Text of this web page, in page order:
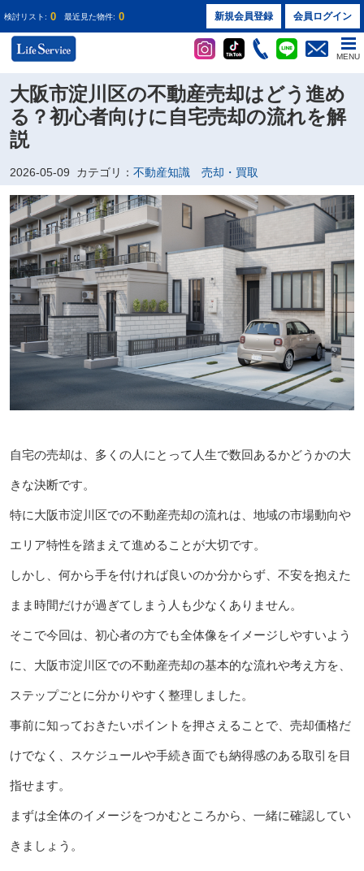
検討リスト: 0 最近見た物件: 0 新規会員登録 会員ログイン
MENU
大阪市淀川区の不動産売却はどう進め
る？初心者向けに自宅売却の流れを解
説
2026-05-09 カテゴリ： 不動産知識 売却・買取
自宅の売却は、多くの人にとって人生で数回あるかどうかの大
きな決断です。
特に大阪市淀川区での不動産売却の流れは、地域の市場動向や
エリア特性を踏まえて進めることが大切です。
しかし、何から手を付ければ良いのか分からず、不安を抱えた
まま時間だけが過ぎてしまう人も少なくありません。
そこで今回は、初心者の方でも全体像をイメージしやすいよう
に、大阪市淀川区での不動産売却の基本的な流れや考え方を、
ステップごとに分かりやすく整理しました。
事前に知っておきたいポイントを押さえることで、売却価格だ
けでなく、スケジュールや手続き面でも納得感のある取引を目
指せます。
まずは全体のイメージをつかむところから、一緒に確認してい
きましょう。